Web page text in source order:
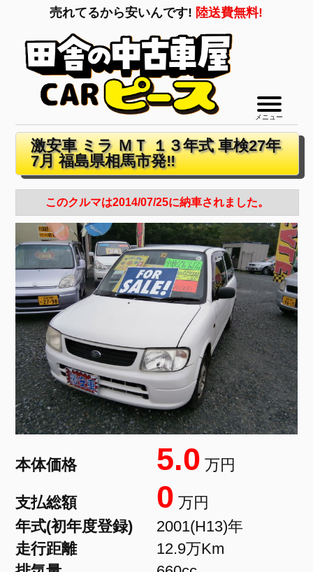
売れてるから安いんです! 陸送費無料!
メニュー
激安車 ミラ ＭＴ １３年式 車検27年
7月 福島県相馬市発‼
このクルマは2014/07/25に納車されました。
本体価格 5.0 万円
支払総額 0 万円
年式(初年度登録)
2001(H13)年
走行距離
12.9万Km